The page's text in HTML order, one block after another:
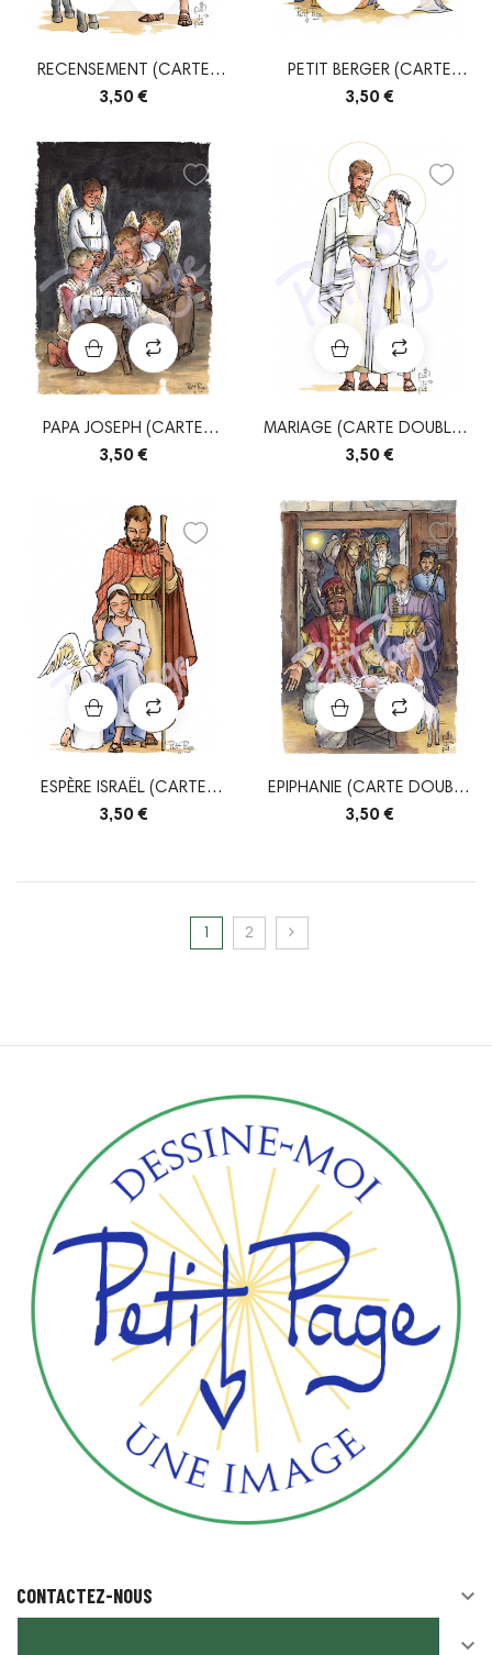
RECENSEMENT (CARTE
DOUBLE + ENVELOPPE)
3,50 €
PETIT BERGER (CARTE
DOUBLE + ENVELOPPE)
3,50 €
PAPA JOSEPH (CARTE
DOUBLE + ENVELOPPE)
3,50 €
MARIAGE (CARTE DOUBLE +
ENVELOPPE)
3,50 €
ESPÈRE ISRAËL (CARTE
DOUBLE + ENVELOPPE)
3,50 €
EPIPHANIE (CARTE DOUBLE
+ ENVELOPPE)
3,50 €
1 2
CONTACTEZ-NOUS 
